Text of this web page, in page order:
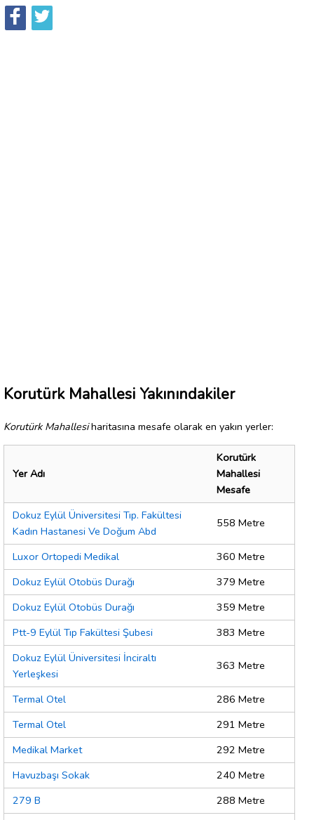
Korutürk Mahallesi Yakınındakiler
Korutürk Mahallesiharitasına mesafe olarak en yakın yerler:
Yer Adı
Korutürk
Mahallesi
Mesafe
Dokuz Eylül Üniversitesi Tıp. Fakültesi
Kadın Hastanesi Ve Doğum Abd
558 Metre
Luxor Ortopedi Medikal
360 Metre
Dokuz Eylül Otobüs Durağı
379 Metre
Dokuz Eylül Otobüs Durağı
359 Metre
Ptt-9 Eylül Tıp Fakültesi Şubesi
383 Metre
Dokuz Eylül Üniversitesi İnciraltı
Yerleşkesi
363 Metre
Termal Otel
286 Metre
Termal Otel
291 Metre
Medikal Market
292 Metre
Havuzbaşı Sokak
240 Metre
279 B
288 Metre